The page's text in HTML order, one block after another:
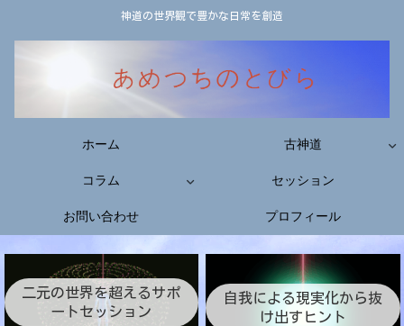
神道の世界観で豊かな日常を創造
ホーム
古神道
コラム
セッション
お問い合わせ
プロフィール
二元の世界を超えるサポ
ートセッション
自我による現実化から抜
け出すヒント